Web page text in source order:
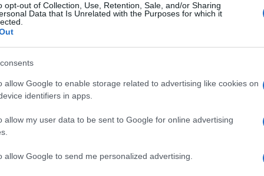
opt-out of Collection, Use, Retention, Sale, and/or Sharing
Data that Is Unrelated with the Purposes for which it
allow Google to enable storage related to advertising like cookies on
identifiers in apps.
allow my user data to be sent to Google for online advertising
allow Google to send me personalized advertising.
μια νέα καινοτόμο τεχνολογία ρεζερβουάρ υδρογόνου για
Η νέα διάταξη και το μέγεθος των ρεζερβουάρ επιτρέπουν...
συνεργασία με Daimler και Volvo
υδρογόνου
διαμορφώνεται στον παγκόσμιο χάρτη της πράσινης
κοινοπραξία cellcentric,...